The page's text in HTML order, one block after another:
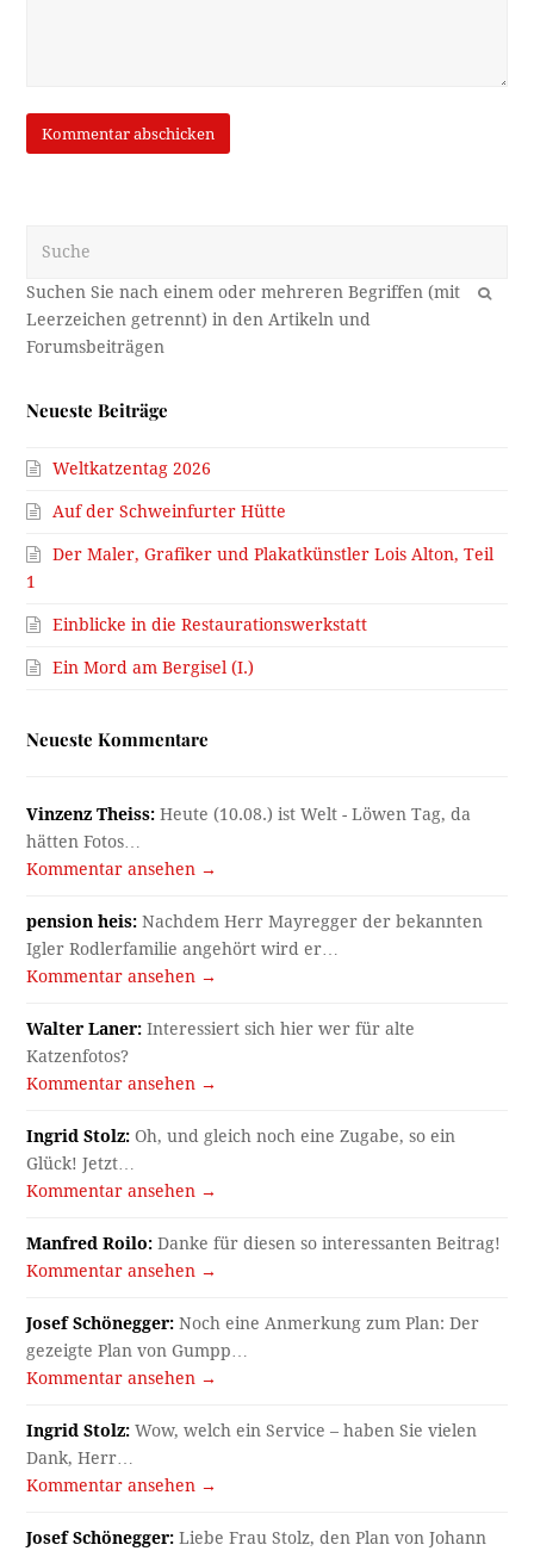
OK
Neueste Beiträge
Weltkatzentag 2026
Auf der Schweinfurter Hütte
Der Maler, Grafiker und Plakatkünstler Lois Alton, Teil
1
Einblicke in die Restaurationswerkstatt
Ein Mord am Bergisel (I.)
Neueste Kommentare
Vinzenz Theiss: Heute (10.08.) ist Welt - Löwen Tag, da
hätten Fotos…
Kommentar ansehen →
pension heis: Nachdem Herr Mayregger der bekannten
Igler Rodlerfamilie angehört wird er…
Kommentar ansehen →
Walter Laner: Interessiert sich hier wer für alte
Katzenfotos?
Kommentar ansehen →
Ingrid Stolz: Oh, und gleich noch eine Zugabe, so ein
Glück! Jetzt…
Kommentar ansehen →
Manfred Roilo: Danke für diesen so interessanten Beitrag!
Kommentar ansehen →
Josef Schönegger: Noch eine Anmerkung zum Plan: Der
gezeigte Plan von Gumpp…
Kommentar ansehen →
Ingrid Stolz: Wow, welch ein Service – haben Sie vielen
Dank, Herr…
Kommentar ansehen →
Josef Schönegger: Liebe Frau Stolz, den Plan von Johann